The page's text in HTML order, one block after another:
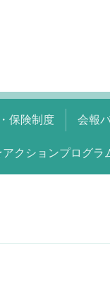
保険制度 会報
クションプログラ